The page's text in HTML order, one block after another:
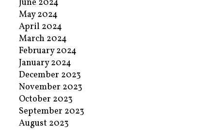
June 2024
May 2024
April 2024
March 2024
February 2024
January 2024
December 2023
November 2023
October 2023
September 2023
August 2023